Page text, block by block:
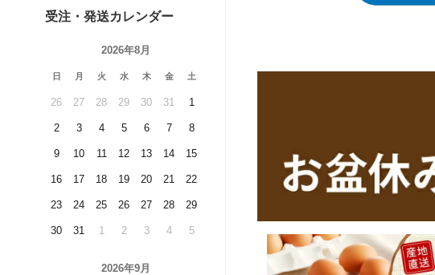
受注・発送カレンダー
2026年8月
日 月 火 水 木 金 土
26 27 28 29 30 31 1
2 3 4 5 6 7 8
9 10 11 12 13 14 15
16 17 18 19 20 21 22
23 24 25 26 27 28 29
30 31 1 2 3 4 5
2026年9月